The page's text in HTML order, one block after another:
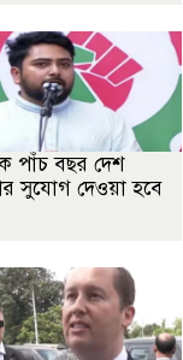
পাঁচ বছর দেশ
সুযোগ দেওয়া হবে